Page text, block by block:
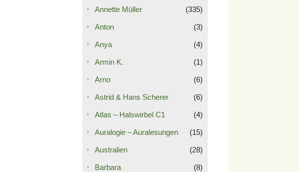
Annette Müller (335)
Anton (3)
Anya (4)
Armin K. (1)
Arno (6)
Astrid & Hans Scherer (6)
Atlas – Halswirbel C1 (4)
Auralogie – Auralesungen (15)
Australien (28)
Barbara (8)